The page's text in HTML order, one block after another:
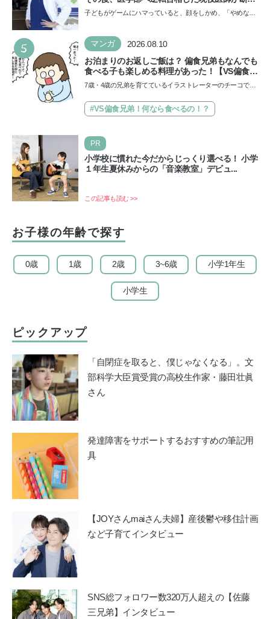
「ゲームの経験が受験勉強に役立った」そう考
子どもがゲームにハマっていると、顔をしかめ、「やめなさ
い…
5 マンガ 2026.08.10
お泊まりのお返しご飯は？ 偏食兄弟もなんでも
食べる子も楽しめる料理があった！【VS偏食兄
弟！何なら食べるの！？】vol.55
7歳・4歳の兄弟を育てているイラストレーターのチーコで
が…#VS偏食兄弟！何なら食べるの！？
PR
小学校に慣れた今だからじっくり選べる！ 小学
１年生夏休みからの「音楽教室」デビュ...
この記事も読む >>
お子様の年齢で探す
0歳 1歳 2歳 3~6歳 小学1年生
小学生
ピックアップ
「自閉症を取ると、僕じゃなくなる」。文
部科学大臣賞受賞の高校生作家・藤田壮眞
さん
発達障害をサポートするおすすめの筆記用
具
【JOYさんmaiさん夫婦】産後鬱や移住計画
など子育てインタビュー
SNS総フォロワー数320万人超えの【佐藤
三兄弟】インタビュー